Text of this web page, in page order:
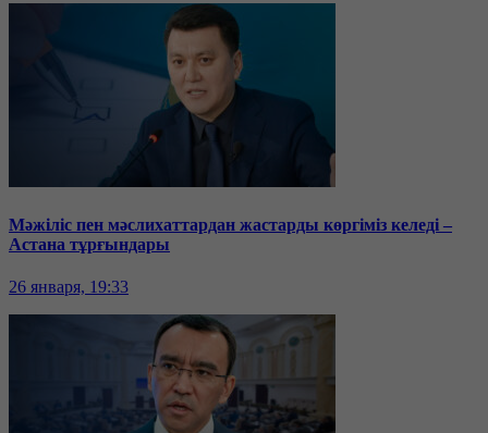
Мәжіліс пен мәслихаттардан жастарды көргіміз келеді –
Астана тұрғындары
26 января, 19:33